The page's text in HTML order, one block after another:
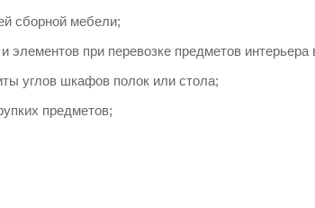
сборной мебели;
элементов при перевозке предметов интерьера
углов шкафов полок или стола;
предметов;